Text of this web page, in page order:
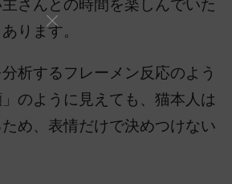
さんとの時間を楽しんでいた
ります。
析するフレーメン反応のよう
のように見えても、猫本人は
め、表情だけで決めつけない